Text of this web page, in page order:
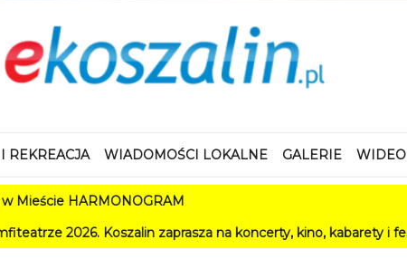
REKREACJA WIADOMOŚCI LOKALNE GALERIE WIDEO
HARMONOGRAM
Koszalin zaprasza na koncerty, kino, kabarety i festiwale